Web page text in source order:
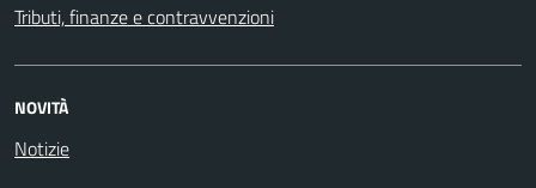
Tributi, finanze e contravvenzioni
NOVITÀ
Notizie